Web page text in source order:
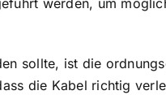
werden, um
sollte, ist die
die Kabel richtig